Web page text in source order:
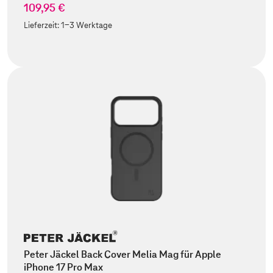
109,95 €
Lieferzeit:1-3 Werktage
Peter Jäckel Back Cover Melia Mag für Apple
iPhone 17 Pro Max